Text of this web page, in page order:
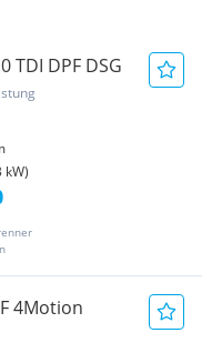
TDI DPF DSG
kW)
4Motion